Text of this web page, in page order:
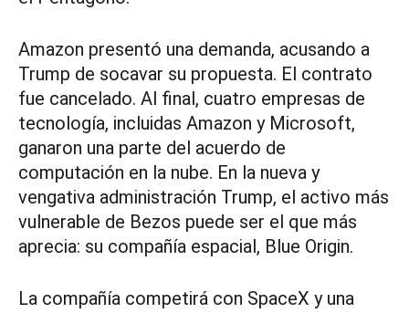
Amazon presentó una demanda, acusando a
Trump de socavar su propuesta. El contrato
fue cancelado. Al final, cuatro empresas de
tecnología, incluidas Amazon y Microsoft,
ganaron una parte del acuerdo de
computación en la nube. En la nueva y
vengativa administración Trump, el activo más
vulnerable de Bezos puede ser el que más
aprecia: su compañía espacial, Blue Origin.
La compañía competirá con SpaceX y una